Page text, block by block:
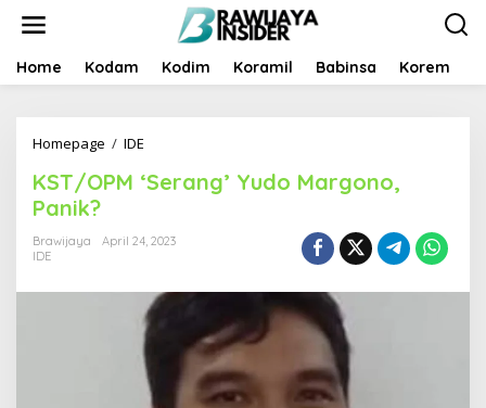
t
Home Kodam Kodim Koramil Babinsa Korem
Homepage / IDE
T
P
S
e
r
a
n
g
KST/OPM ‘Serang’ Yudo Margono,
Panik?
Brawijaya
April 24, 2023
IDE